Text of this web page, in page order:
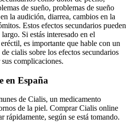
de sueño, problemas de sueño
la audición, diarrea, cambios en la
Estos efectos secundarios pueden
Si estás interesado en el
es importante que hable con un
cialis sobre los efectos secundarios
complicaciones.
en España
de Cialis, un medicamento
de la piel. Comprar Cialis online
rápidamente, según se está tomando.